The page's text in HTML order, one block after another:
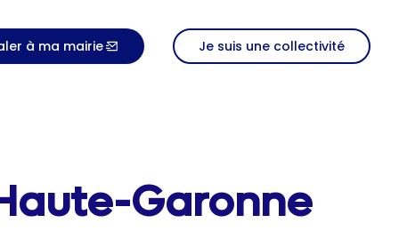
à ma mairie Je suis une collectivité
Garonne